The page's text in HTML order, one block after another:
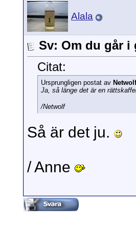
Alala
Sv: Om du går i
Citat:
Ursprungligen postat av Netwolf
Ja, så länge det är en
/Netwolf
Så är det ju.
/ Anne